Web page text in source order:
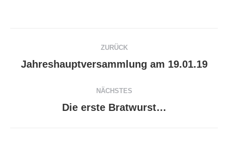
Kommentarnavigation
ZURÜCK
Vorheriger
Jahreshauptversammlung am 19.01.19
NÄCHSTES
Nächster
Die erste Bratwurst…